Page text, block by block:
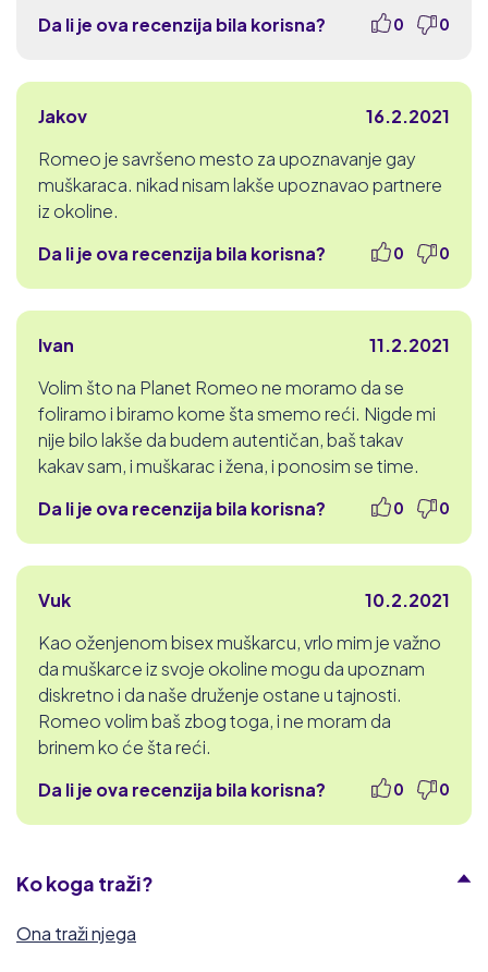
Da li je ova recenzija bila korisna?
0 0
Jakov
16.2.2021
Romeo je savršeno mesto za upoznavanje gay
muškaraca. nikad nisam lakše upoznavao partnere
iz okoline.
Da li je ova recenzija bila korisna?
0 0
Ivan
11.2.2021
Volim što na Planet Romeo ne moramo da se
foliramo i biramo kome šta smemo reći. Nigde mi
nije bilo lakše da budem autentičan, baš takav
kakav sam, i muškarac i žena, i ponosim se time.
Da li je ova recenzija bila korisna?
0 0
Vuk
10.2.2021
Kao oženjenom bisex muškarcu, vrlo mim je važno
da muškarce iz svoje okoline mogu da upoznam
diskretno i da naše druženje ostane u tajnosti.
Romeo volim baš zbog toga, i ne moram da
brinem ko će šta reći.
Da li je ova recenzija bila korisna?
0 0
Ko koga traži?
Ona traži njega